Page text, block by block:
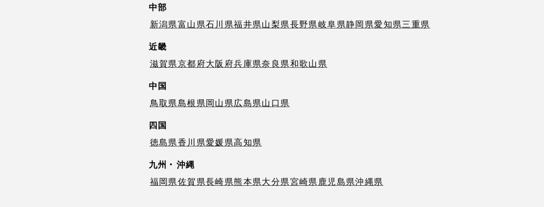
中部
新潟県富山県石川県福井県山梨県長野県岐阜県静岡県愛知県三重県
近畿
滋賀県京都府大阪府兵庫県奈良県和歌山県
中国
鳥取県島根県岡山県広島県山口県
四国
徳島県香川県愛媛県高知県
九州・沖縄
福岡県佐賀県長崎県熊本県大分県宮崎県鹿児島県沖縄県